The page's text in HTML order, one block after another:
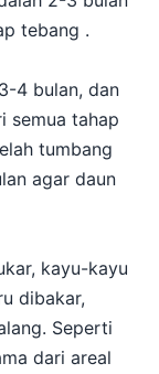
tebang .
4 bulan, dan
semua tahap
tumbang
agar daun
kayu-kayu
dibakar,
Seperti
dari areal